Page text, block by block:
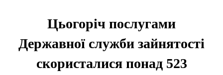
Цьогоріч послугами
Державної служби зайнятості
скористалися понад 523